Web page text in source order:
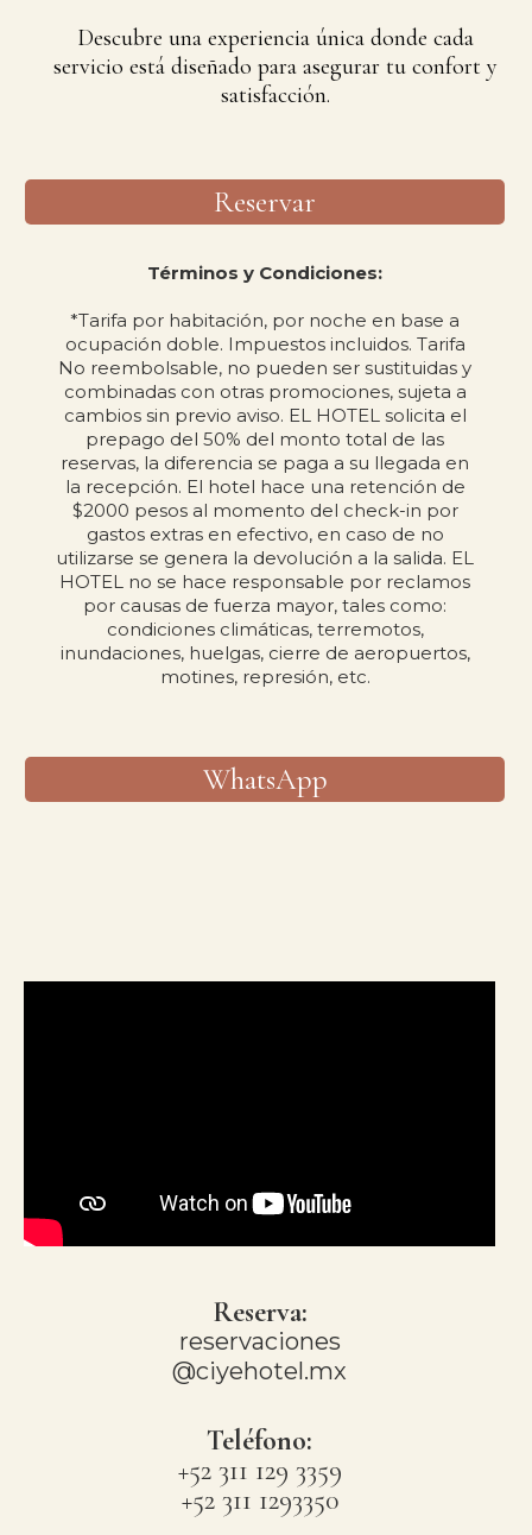
Descubre una experiencia única donde cada
servicio está diseñado para asegurar tu confort y
satisfacción.
Reservar
Términos y Condiciones:
*Tarifa por habitación, por noche en base a
ocupación doble. Impuestos incluidos. Tarifa
No reembolsable, no pueden ser sustituidas y
combinadas con otras promociones, sujeta a
cambios sin previo aviso. EL HOTEL solicita el
prepago del 50% del monto total de las
reservas, la diferencia se paga a su llegada en
la recepción. El hotel hace una retención de
$2000 pesos al momento del check-in por
gastos extras en efectivo, en caso de no
utilizarse se genera la devolución a la salida. EL
HOTEL no se hace responsable por reclamos
por causas de fuerza mayor, tales como:
condiciones climáticas, terremotos,
inundaciones, huelgas, cierre de aeropuertos,
motines, represión, etc.
WhatsApp
Reserva:
reservaciones
@ciyehotel.mx
Teléfono:
+52 311 129 3359
+52 311 1293350